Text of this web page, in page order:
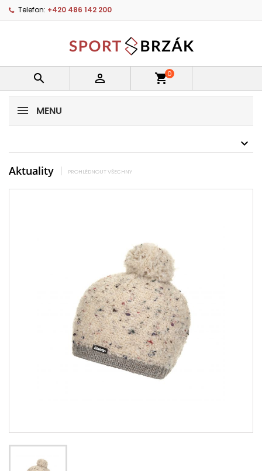
Telefon: +420 486 142 200
  shopping_cart0
MENU
Aktuality PROHLÉDNOUT VŠECHNY